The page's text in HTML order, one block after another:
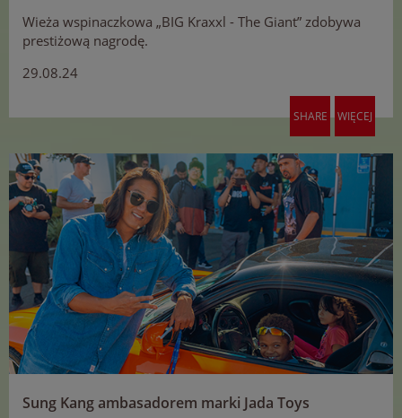
Wieża wspinaczkowa „BIG Kraxxl - The Giant” zdobywa
prestiżową nagrodę.
29.08.24
SHARE WIĘCEJ
Sung Kang ambasadorem marki Jada Toys